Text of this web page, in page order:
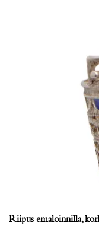
Riipus emaloinnilla,